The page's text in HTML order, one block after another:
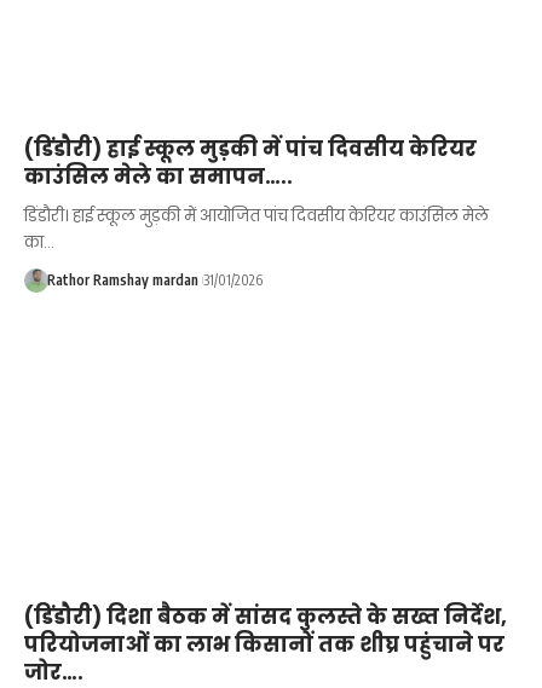
(डिंडौरी) हाई स्कूल मुड़की में पांच दिवसीय केरियर
काउंसिल मेले का समापन…..
डिंडौरी। हाई स्कूल मुड़की में आयोजित पांच दिवसीय केरियर काउंसिल मेले
का…
Rathor Ramshay mardan 31/01/2026
(डिंडौरी) दिशा बैठक में सांसद कुलस्ते के सख्त निर्देश,
परियोजनाओं का लाभ किसानों तक शीघ्र पहुंचाने पर
जोर….